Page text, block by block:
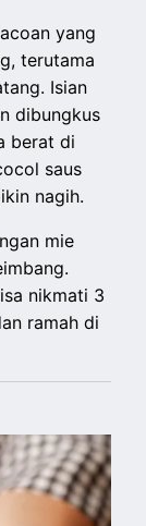
yang
terutama
Isian
dibungkus
berat di
saus
nagih.
mie
nikmati 3
ramah di